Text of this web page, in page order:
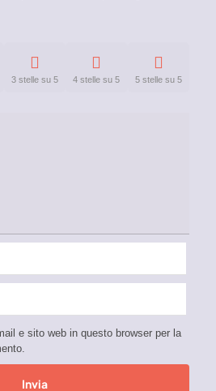
3 stelle su 5 4 stelle su 5 5 stelle su 5
e sito web in questo browser per la